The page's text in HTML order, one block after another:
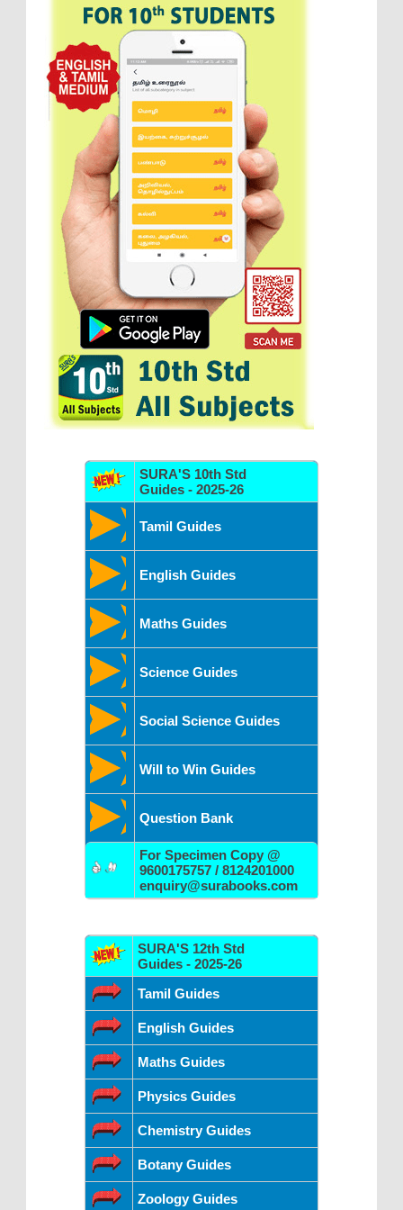
SURA'S 10th Std
Guides - 2025-26
Tamil Guides
English Guides
Maths Guides
Science Guides
Social Science Guides
Will to Win Guides
Question Bank
For Specimen Copy @
9600175757 / 8124201000
enquiry@surabooks.com
SURA'S 12th Std
Guides - 2025-26
Tamil Guides
English Guides
Maths Guides
Physics Guides
Chemistry Guides
Botany Guides
Zoology Guides